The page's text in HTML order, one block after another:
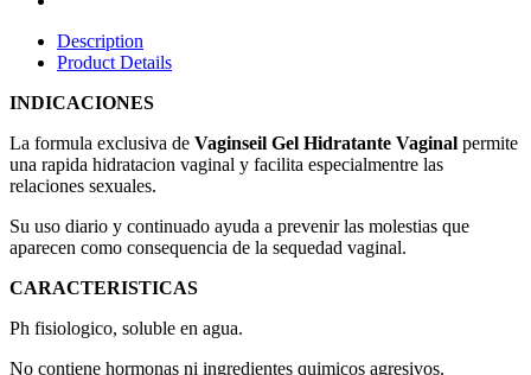
Description
Product Details
INDICACIONES
La formula exclusiva de Vaginseil Gel Hidratante Vaginal permite
una rapida hidratacion vaginal y facilita especialmentre las
relaciones sexuales.
Su uso diario y continuado ayuda a prevenir las molestias que
aparecen como consequencia de la sequedad vaginal.
CARACTERISTICAS
Ph fisiologico, soluble en agua.
No contiene hormonas ni ingredientes quimicos agresivos.